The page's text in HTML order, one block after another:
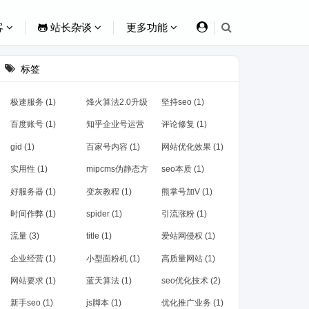
站长杂谈 更多功能
标签
极速服务 (1) 烽火算法2.0升级
(2)
坚持seo (1)
百度账号 (1) 知乎企业号运营
(1)
评论修复 (1)
gid (1) 百家号内容 (1) 网站优化效果 (1)
实用性 (1) mipcms伪静态方
法 (1)
seo本质 (1)
好服务器 (1) 变灰教程 (1) 熊掌号加V (1)
时间作弊 (1) spider (1) 引流涨粉 (1)
流量 (3) title (1) 爱站网侵权 (1)
企业经营 (1) 小型面粉机 (1) 高质量网站 (1)
网站要求 (1) 蓝天算法 (1) seo优化技术 (2)
新手seo (1) js脚本 (1) 优化推广业务 (1)